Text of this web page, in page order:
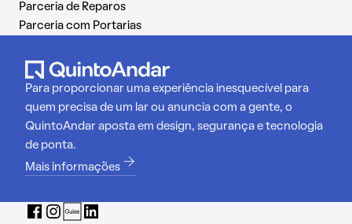
Parceria de Reparos
Parceria com Portarias
Para proporcionar uma experiência inesquecível para
quem precisa de um lar ou anuncia com a gente, o
QuintoAndar aposta em design, segurança e tecnologia
de ponta.
Mais informações